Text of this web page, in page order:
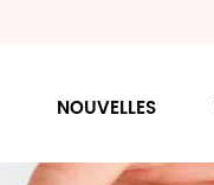
NOUVELLES